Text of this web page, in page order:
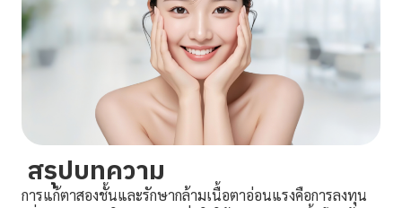
สรุปบทความ
การแก้ตาสองชั้นและรักษากล้ามเนื้อตาอ่อนแรงคือการลงทุน